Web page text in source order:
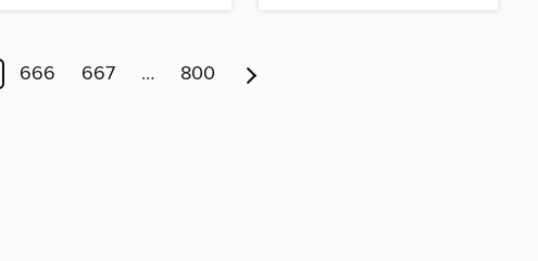
666 667 … 800